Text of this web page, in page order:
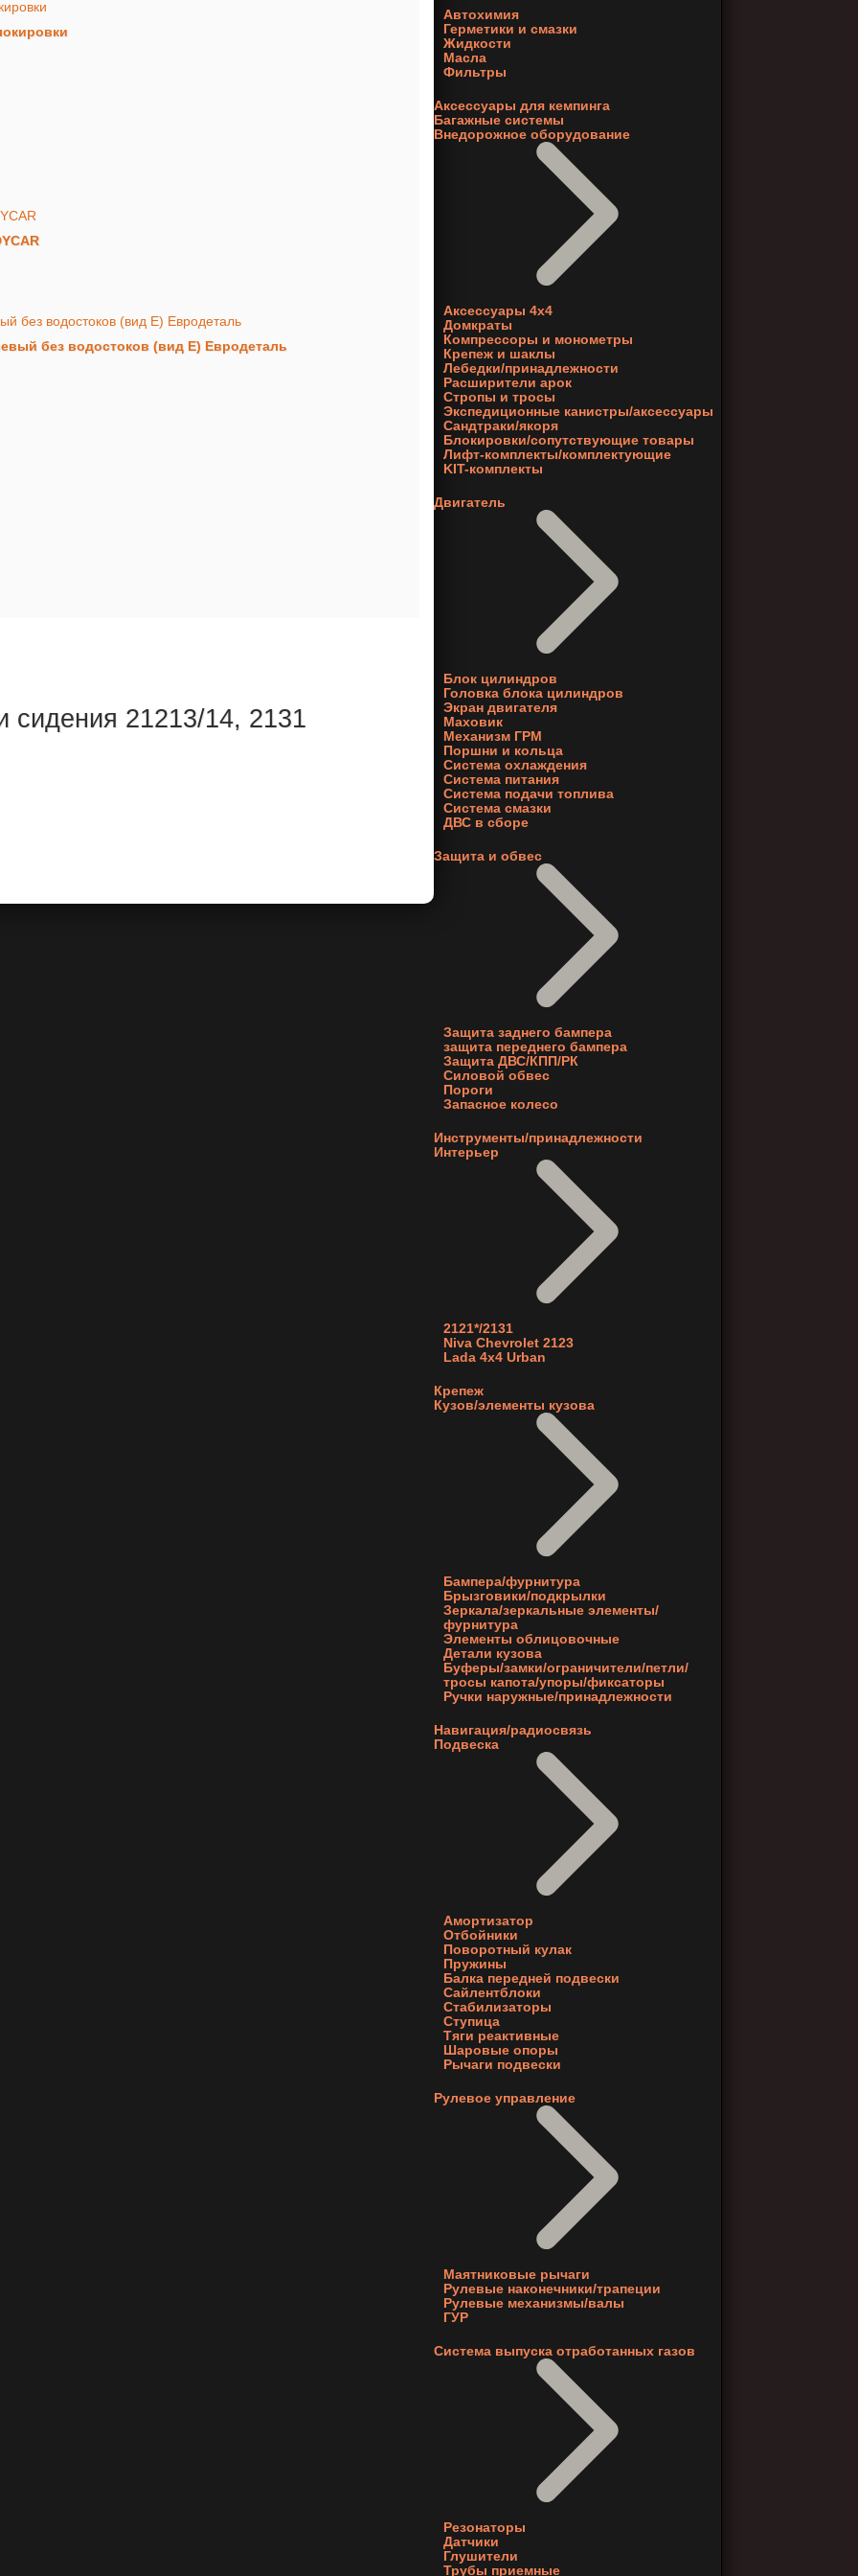
без водостоков (вид Е) Евродеталь
сидения 21213/14, 2131
Автохимия
Герметики и смазки
Жидкости
Масла
Фильтры
Аксессуары для кемпинга
Багажные системы
Внедорожное оборудование
Аксессуары 4х4
Домкраты
Компрессоры и монометры
Крепеж и шаклы
Лебедки/принадлежности
Расширители арок
Стропы и тросы
Экспедиционные канистры/аксессуары
Сандтраки/якоря
Блокировки/сопутствующие товары
Лифт-комплекты/комплектующие
KIT-комплекты
Двигатель
Блок цилиндров
Головка блока цилиндров
Экран двигателя
Маховик
Механизм ГРМ
Поршни и кольца
Система охлаждения
Система питания
Система подачи топлива
Система смазки
ДВС в сборе
Защита и обвес
Защита заднего бампера
защита переднего бампера
Защита ДВС/КПП/РК
Силовой обвес
Пороги
Запасное колесо
Инструменты/принадлежности
Интерьер
2121*/2131
Niva Chevrolet 2123
Lada 4x4 Urban
Крепеж
Кузов/элементы кузова
Бампера/фурнитура
Брызговики/подкрылки
Зеркала/зеркальные элементы/
фурнитура
Элементы облицовочные
Детали кузова
Буферы/замки/ограничители/петли/
тросы капота/упоры/фиксаторы
Ручки наружные/принадлежности
Навигация/радиосвязь
Подвеска
Амортизатор
Отбойники
Поворотный кулак
Пружины
Балка передней подвески
Сайлентблоки
Стабилизаторы
Ступица
Тяги реактивные
Шаровые опоры
Рычаги подвески
Рулевое управление
Маятниковые рычаги
Рулевые наконечники/трапеции
Рулевые механизмы/валы
ГУР
Система выпуска отработанных газов
Резонаторы
Датчики
Глушители
Трубы приемные